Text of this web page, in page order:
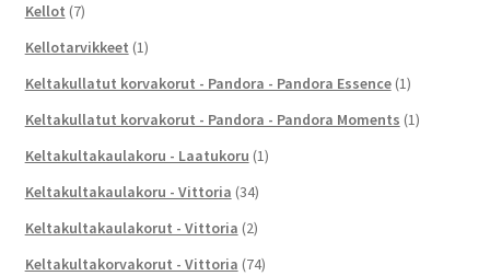
Kellot (7)
Kellotarvikkeet (1)
Keltakullatut korvakorut - Pandora - Pandora Essence (1)
Keltakullatut korvakorut - Pandora - Pandora Moments (1)
Keltakultakaulakoru - Laatukoru (1)
Keltakultakaulakoru - Vittoria (34)
Keltakultakaulakorut - Vittoria (2)
Keltakultakorvakorut - Vittoria (74)